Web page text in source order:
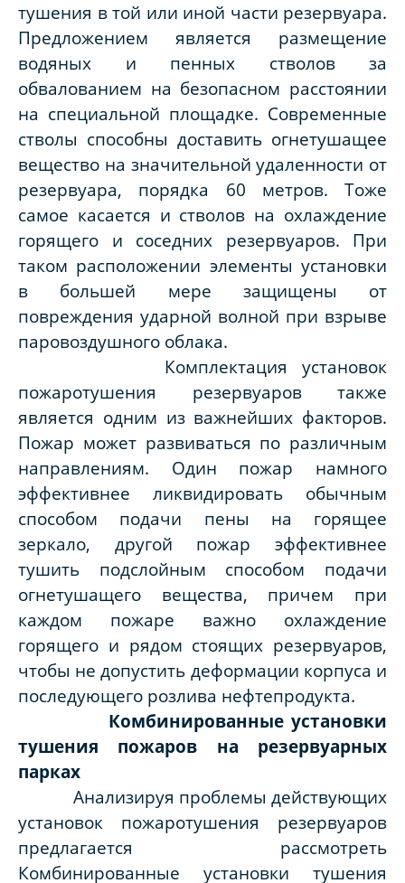
тушения в той или иной части резервуара.
Предложением является размещение
водяных и пенных стволов за
обвалованием на безопасном расстоянии
на специальной площадке. Современные
стволы способны доставить огнетушащее
вещество на значительной удаленности от
резервуара, порядка 60 метров. Тоже
самое касается и стволов на охлаждение
горящего и соседних резервуаров. При
таком расположении элементы установки
в большей мере защищены от
повреждения ударной волной при взрыве
паровоздушного облака.
Комплектация установок
пожаротушения резервуаров также
является одним из важнейших факторов.
Пожар может развиваться по различным
направлениям. Один пожар намного
эффективнее ликвидировать обычным
способом подачи пены на горящее
зеркало, другой пожар эффективнее
тушить подслойным способом подачи
огнетушащего вещества, причем при
каждом пожаре важно охлаждение
горящего и рядом стоящих резервуаров,
чтобы не допустить деформации корпуса и
последующего розлива нефтепродукта.
Комбинированные установки
тушения пожаров на резервуарных
парках
Анализируя проблемы действующих
установок пожаротушения резервуаров
предлагается рассмотреть
Комбинированные установки тушения